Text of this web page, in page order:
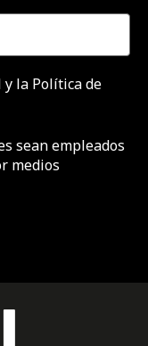
y la Política de
sean empleados
medios